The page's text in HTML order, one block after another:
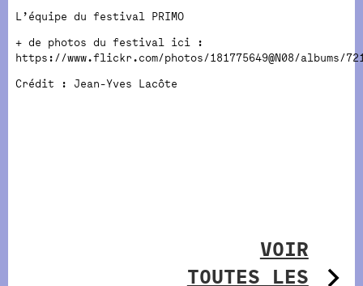
L’équipe du festival PRIMO
+ de photos du festival ici :
https://www.flickr.com/photos/181775649@N08/albums/
Crédit : Jean-Yves Lacôte
VOIR
TOUTES LES